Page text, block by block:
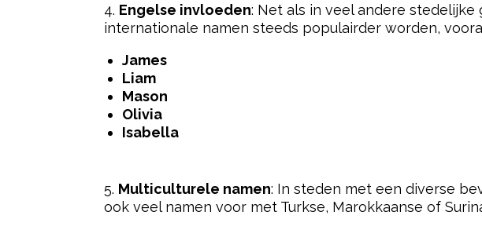
4. Engelse invloeden: Net als in veel andere
internationale namen steeds populairder worden,
James
Liam
Mason
Olivia
Isabella
5. Multiculturele namen: In steden met een diverse
ook veel namen voor met Turkse, Marokkaanse of